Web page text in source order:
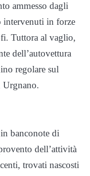
ammesso dagli
intervenuti in forze
Tuttora al vaglio,
dell’autovettura
regolare sul
Urgnano.
banconote di
dell’attività
trovati nascosti